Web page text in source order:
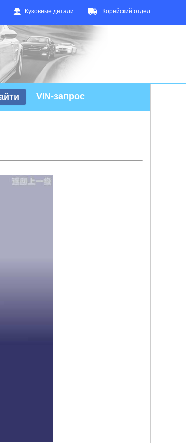
Кузовные детали Корейский отдел
VIN-запрос